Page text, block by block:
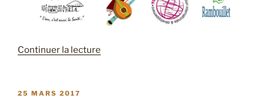
Continuer la lecture
PUBLIÉ
25 MARS 2017